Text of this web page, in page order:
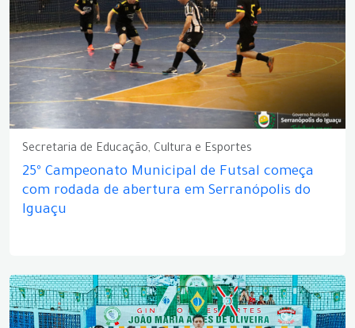
Secretaria de Educação, Cultura e Esportes
25º Campeonato Municipal de Futsal começa
com rodada de abertura em Serranópolis do
Iguaçu